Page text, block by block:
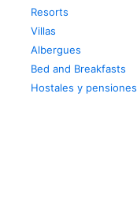
Resorts
Villas
Albergues
Bed and Breakfasts
Hostales y pensiones